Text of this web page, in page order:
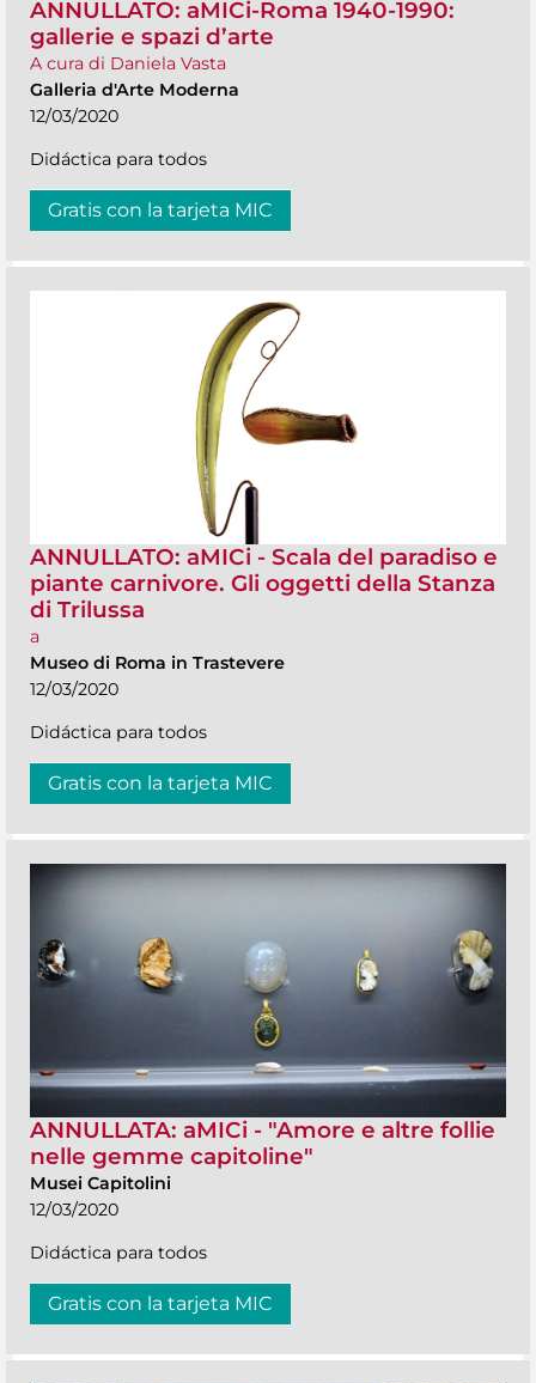
ANNULLATO: aMICi-Roma 1940-1990:
gallerie e spazi d’arte
A cura di Daniela Vasta
Galleria d'Arte Moderna
12/03/2020
Didáctica para todos
Gratis con la tarjeta MIC
ANNULLATO: aMICi - Scala del paradiso e
piante carnivore. Gli oggetti della Stanza
di Trilussa
a
Museo di Roma in Trastevere
12/03/2020
Didáctica para todos
Gratis con la tarjeta MIC
ANNULLATA: aMICi - "Amore e altre follie
nelle gemme capitoline"
Musei Capitolini
12/03/2020
Didáctica para todos
Gratis con la tarjeta MIC